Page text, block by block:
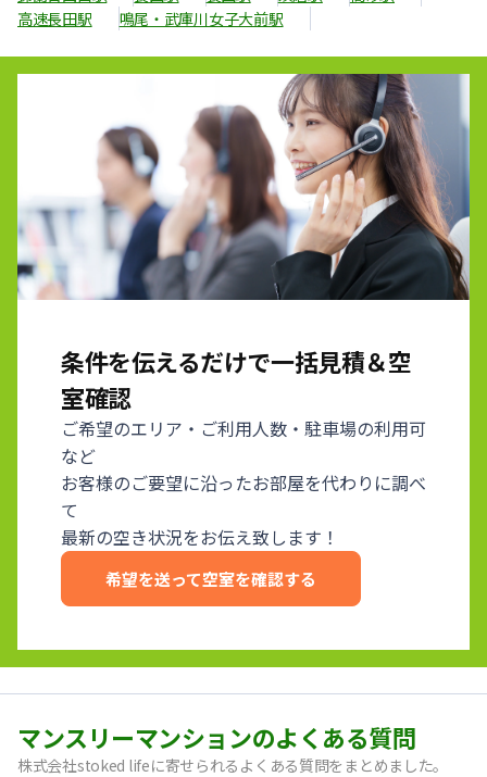
高速長田駅
鳴尾・武庫川女子大前駅
条件を伝えるだけで一括見積＆空
室確認
ご希望のエリア・ご利用人数・駐車場の利用可
など
お客様のご要望に沿ったお部屋を代わりに調べ
て
最新の空き状況をお伝え致します！
希望を送って空室を確認する
マンスリーマンションのよくある質問
株式会社stoked lifeに寄せられるよくある質問をまとめました。